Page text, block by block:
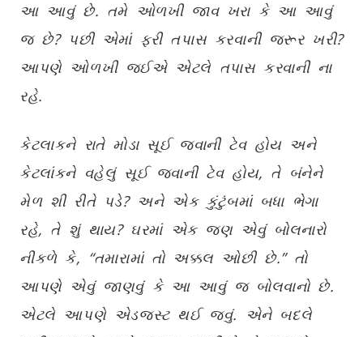
આ આવું છે. તમે ઓળખી જાવ ખરા કે આ આવું
જ છે? પછી એમાં ફરી તપાસ કરવાની જરૂર ખરી?
આપણે ઓળખી જઈએ એટલે તપાસ કરવાની ના
રહે.
કેટલાકને રાતે મોડા સૂઈ જવાની ટેવ હોય અને
કેટલાંકને વહેલું સૂઈ જવાની ટેવ હોય, તે બંનેને
મેળ શી રીતે પડે? અને એક કુંટુંબમાં બધા ભેગા
રહે, તે શું થાય? ઘરમાં એક જણ એવું બોલનારો
નીકળે કે, “તમારામાં તો અક્કલ ઓછી છે.” તો
આપણે એવું જાણવું કે આ આવું જ બોલવાનો છે.
એટલે આપણે એડજસ્ટ થઈ જવું. એને બદલે